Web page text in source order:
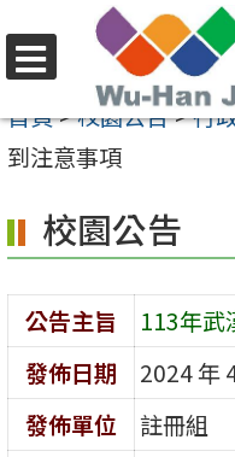
至
要
容
區
選
單
首頁>校園公告>行
到注意事項
校園公告
公告主旨
113年武
發佈日期
2024 年
發佈單位
註冊組